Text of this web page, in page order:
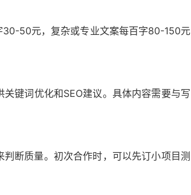
30-50元，复杂或专业文案每百字80-150元
键词优化和SEO建议。具体内容需要与写
断质量。初次合作时，可以先订小项目测